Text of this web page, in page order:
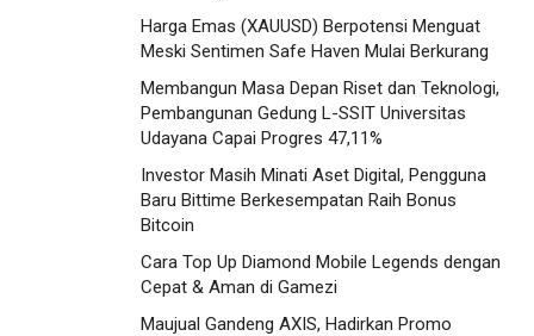
Harga Emas (XAUUSD) Berpotensi Menguat
Meski Sentimen Safe Haven Mulai Berkurang
Membangun Masa Depan Riset dan Teknologi,
Pembangunan Gedung L-SSIT Universitas
Udayana Capai Progres 47,11%
Investor Masih Minati Aset Digital, Pengguna
Baru Bittime Berkesempatan Raih Bonus
Bitcoin
Cara Top Up Diamond Mobile Legends dengan
Cepat & Aman di Gamezi
Maujual Gandeng AXIS, Hadirkan Promo